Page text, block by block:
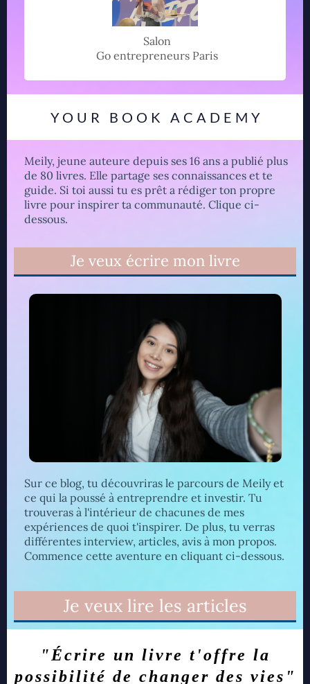
Salon
Go entrepreneurs Paris
YOUR BOOK ACADEMY
Meily, jeune auteure depuis ses 16 ans a publié plus
de 80 livres. Elle partage ses connaissances et te
guide. Si toi aussi tu es prêt a rédiger ton propre
livre pour inspirer ta communauté. Clique ci-
dessous.
Je veux écrire mon livre
Sur ce blog, tu découvriras le parcours de Meily et
ce qui la poussé à entreprendre et investir. Tu
trouveras à l'intérieur de chacunes de mes
expériences de quoi t'inspirer. De plus, tu verras
différentes interview, articles, avis à mon propos.
Commence cette aventure en cliquant ci-dessous.
Je veux lire les articles
"Écrire un livre t'offre la
possibilité de changer des vies"